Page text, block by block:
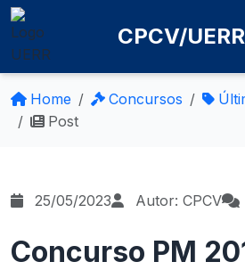
CPCV/UERR
Home Concursos
Post
25/05/2023 Autor: CPCV
Concurso PM